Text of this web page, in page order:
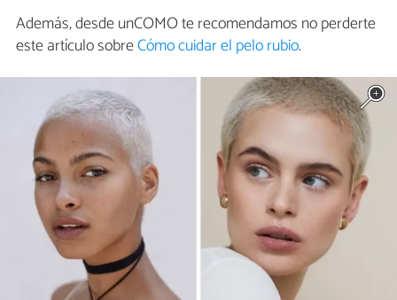
Además, desde unCOMO te recomendamos no perderte
este artículo sobreCómo cuidar el pelo rubio.